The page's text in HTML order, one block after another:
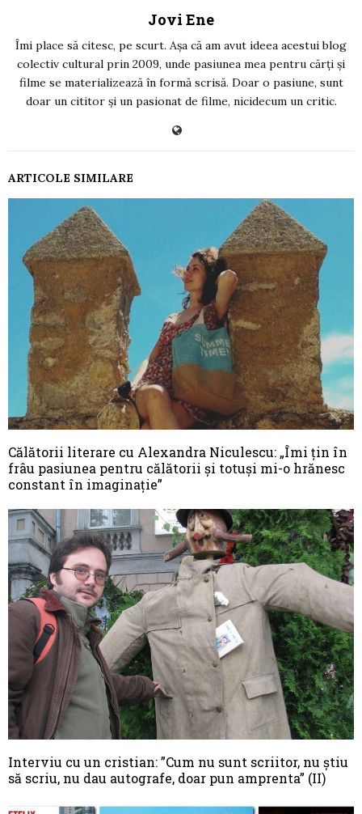
Jovi Ene
Îmi place să citesc, pe scurt. Așa că am avut ideea acestui blog
colectiv cultural prin 2009, unde pasiunea mea pentru cărți și
filme se materializează în formă scrisă. Doar o pasiune, sunt
doar un cititor și un pasionat de filme, nicidecum un critic.
ARTICOLE SIMILARE
Călătorii literare cu Alexandra Niculescu: „Îmi ţin în
frâu pasiunea pentru călătorii şi totuşi mi-o hrănesc
constant în imaginaţie”
Interviu cu un cristian: ”Cum nu sunt scriitor, nu știu
să scriu, nu dau autografe, doar pun amprenta” (II)